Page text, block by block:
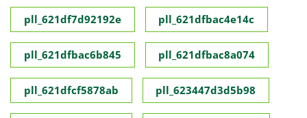
pll_621df7d92192e pll_621dfbac4e14c
pll_621dfbac6b845 pll_621dfbac8a074
pll_621dfcf5878ab pll_623447d3d5b98